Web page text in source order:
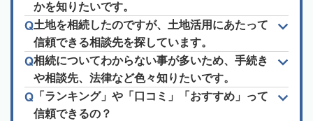
かを知りたいです。
土地を相続したのですが、土地活用にあたって
信頼できる相談先を探しています。
相続についてわからない事が多いため、手続き
や相談先、法律など色々知りたいです。
「ランキング」や「口コミ」「おすすめ」って
信頼できるの？